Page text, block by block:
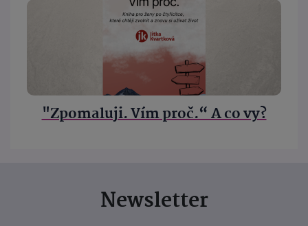
"Zpomaluji. Vím proč.“ A co vy?
Newsletter